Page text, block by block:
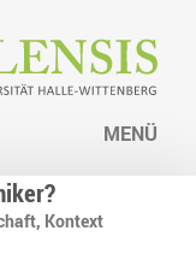
MENÜ
Kontext